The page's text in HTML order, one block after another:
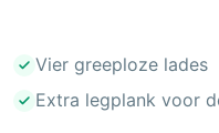
Vier greeploze lades
Extra legplank voor